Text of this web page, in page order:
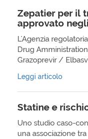
Zepatier per il
approvato
L'Agenzia
Drug
Grazoprevir /
Leggi articolo
Statine e
Uno studio caso-
una associazione